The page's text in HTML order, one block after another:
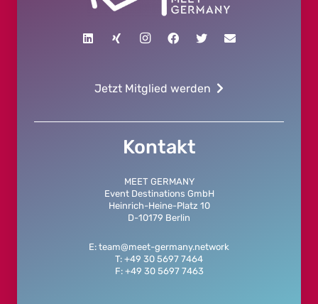
Jetzt Mitglied werden
Kontakt
MEET GERMANY
Event Destinations GmbH
Heinrich-Heine-Platz 10
D-10179 Berlin
E: team@meet-germany.network
T: +49 30 5697 7464
F: +49 30 5697 7463